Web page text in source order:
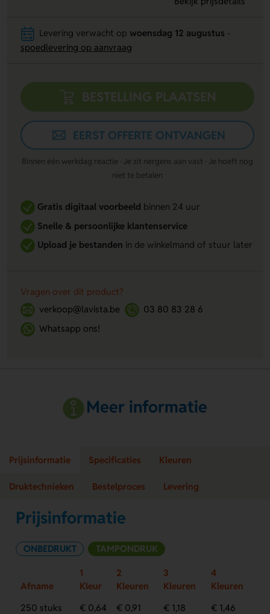
Levering verwacht op woensdag 12 augustus
spoedlevering op aanvraag
BESTELLING PLAATSEN
EERST OFFERTE ONTVANGEN
Binnen één werkdag reactie · Je zit nergens aan vast · Je hoeft nog
niet te betalen
Gratis digitaal voorbeeldbinnen 24 uur
Snelle & persoonlijke klantenservice
Upload je bestanden in de winkelmand of stuur later
Vragen over dit product?
verkoop@lavista.be
03 80 83 28 6
Whatsapp ons!
Meer informatie
Prijsinformatie Specificaties Kleuren
Druktechnieken Bestelproces Levering
Prijsinformatie
ONBEDRUKT TAMPONDRUK
Afname
1
Kleur
2
Kleuren
3
Kleuren
4
Kleuren
250 stuks
€ 0,64 € 0,91 € 1,18
€ 1,46